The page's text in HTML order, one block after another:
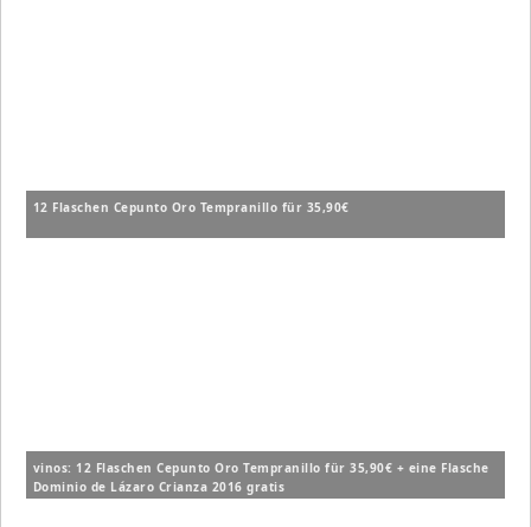
12 Flaschen Cepunto Oro Tempranillo für 35,90€
vinos: 12 Flaschen Cepunto Oro Tempranillo für 35,90€ + eine Flasche
Dominio de Lázaro Crianza 2016 gratis